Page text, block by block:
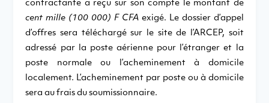
contractante a reçu sur son compte le montant de
cent mille (100 000) F CFAexigé. Le dossier d’appel
d’offres sera téléchargé sur le site de l’ARCEP, soit
adressé par la poste aérienne pour l’étranger et la
poste normale ou l’acheminement à domicile
localement. L’acheminement par poste ou à domicile
sera au frais du soumissionnaire.